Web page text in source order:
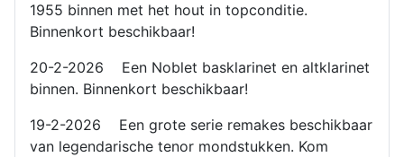
1955 binnen met het hout in topconditie.
Binnenkort beschikbaar!
20-2-2026 Een Noblet basklarinet en altklarinet
binnen. Binnenkort beschikbaar!
19-2-2026 Een grote serie remakes beschikbaar
van legendarische tenor mondstukken. Kom